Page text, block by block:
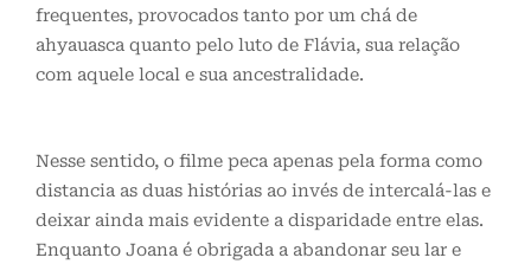
frequentes, provocados tanto por um chá de
ahyauasca quanto pelo luto de Flávia, sua relação
com aquele local e sua ancestralidade.
Nesse sentido, o filme peca apenas pela forma como
distancia as duas histórias ao invés de intercalá-las e
deixar ainda mais evidente a disparidade entre elas.
Enquanto Joana é obrigada a abandonar seu lar e